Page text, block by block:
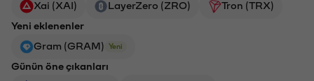
Xai (XAI) LayerZero (ZRO)
Tron (TRX)
Yeni eklenenler
Gram (GRAM)
Yeni
Günün öne çıkanları